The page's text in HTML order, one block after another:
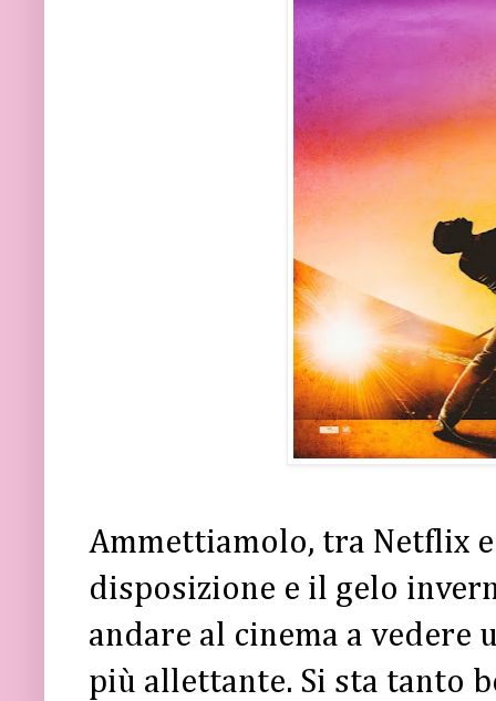
Ammettiamolo, tra Netflix
disposizione e il gelo
andare al cinema a vedere
più allettante. Si sta tanto